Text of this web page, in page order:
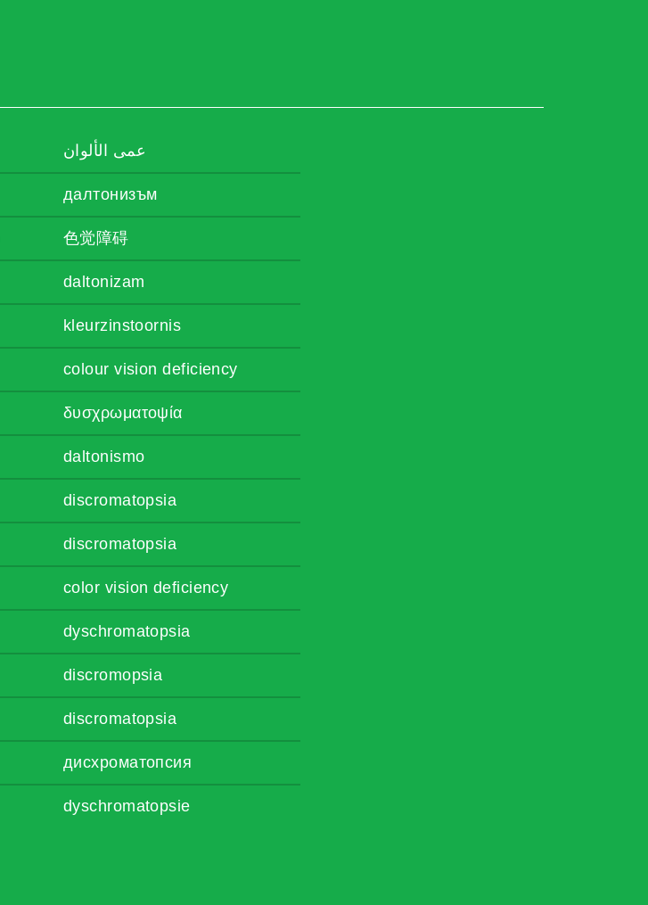
عمى الألوان
далтонизъм
色觉障碍
daltonizam
kleurzinstoornis
colour vision deficiency
δυσχρωματοψία
daltonismo
discromatopsia
discromatopsia
color vision deficiency
dyschromatopsia
discromopsia
discromatopsia
дисхроматопсия
dyschromatopsie